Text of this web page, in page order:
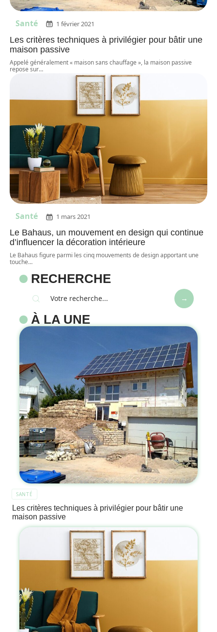
Santé 1 février 2021
Les critères techniques à privilégier pour bâtir une
maison passive
Appelé généralement « maison sans chauffage », la maison passive
repose sur…
Santé 1 mars 2021
Le Bahaus, un mouvement en design qui continue
d’influencer la décoration intérieure
Le Bahaus figure parmi les cinq mouvements de design apportant une
touche…
RECHERCHE
À LA UNE
SANTÉ
Les critères techniques à privilégier pour bâtir une
maison passive